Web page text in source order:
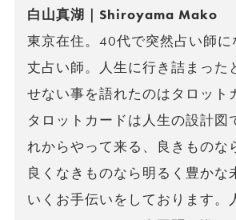
白山真湖｜Shiroyama Mako
東京在住。40代で突然占い師に
丈占い師。人生に行き詰まった
せない事を語れたのはタロット
タロットカードは人生の設計図
れからやって来る、良きものな
良くなきものなら明るく豊かな
いくお手伝いをしております。